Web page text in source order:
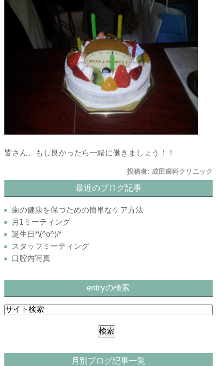
皆さん、もし良かったら一緒に働きましょう！！
投稿者: 成田歯科クリニック
最近のブログ記事
歯の健康を保つための簡単なケア方法
月1ミーティング
誕生日*\(^o^)/*
スタッフミーティング
口腔内写真
entryの検索
月別ブログ記事一覧